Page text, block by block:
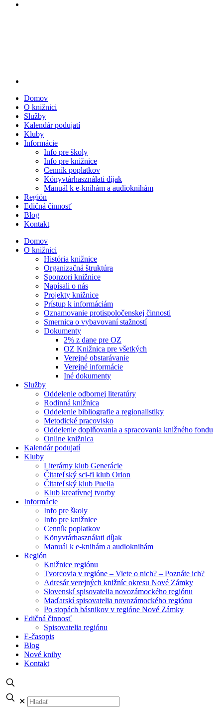
Domov
O knižnici
Služby
Kalendár podujatí
Kluby
Informácie
Info pre školy
Info pre knižnice
Cenník poplatkov
Könyvtárhasználati díjak
Manuál k e-knihám a audioknihám
Región
Edičná činnosť
Blog
Kontakt
Domov
O knižnici
História knižnice
Organizačná štruktúra
Sponzori knižnice
Napísali o nás
Projekty knižnice
Prístup k informáciám
Oznamovanie protispoločenskej činnosti
Smernica o vybavovaní stažností
Dokumenty
2% z dane pre OZ
OZ Knižnica pre všetkých
Verejné obstarávanie
Verejné informácie
Iné dokumenty
Služby
Oddelenie odbornej literatúry
Rodinná knižnica
Oddelenie bibliografie a regionalistiky
Metodické pracovisko
Oddelenie doplňovania a spracovania knižného fondu
Online knižnica
Kalendár podujatí
Kluby
Literárny klub Generácie
Čitateľský sci-fi klub Orion
Čitateľský klub Puella
Klub kreatívnej tvorby
Informácie
Info pre školy
Info pre knižnice
Cenník poplatkov
Könyvtárhasználati díjak
Manuál k e-knihám a audioknihám
Región
Knižnice regiónu
Tvorcovia v regióne – Viete o nich? – Poznáte ich?
Adresár verejných knižníc okresu Nové Zámky
Slovenskí spisovatelia novozámockého regiónu
Maďarskí spisovatelia novozámockého regiónu
Po stopách básnikov v regióne Nové Zámky
Edičná činnosť
Spisovatelia regiónu
E-časopis
Blog
Nové knihy
Kontakt
✕